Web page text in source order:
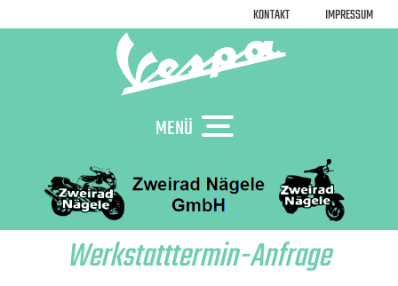
KONTAKT IMPRESSUM
MENÜ
Werkstatttermin-Anfrage